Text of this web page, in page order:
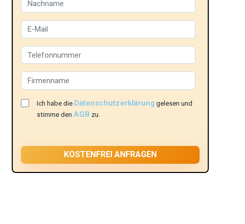
Ich habe die Datenschutzerklärung gelesen und
stimme denAGB zu.